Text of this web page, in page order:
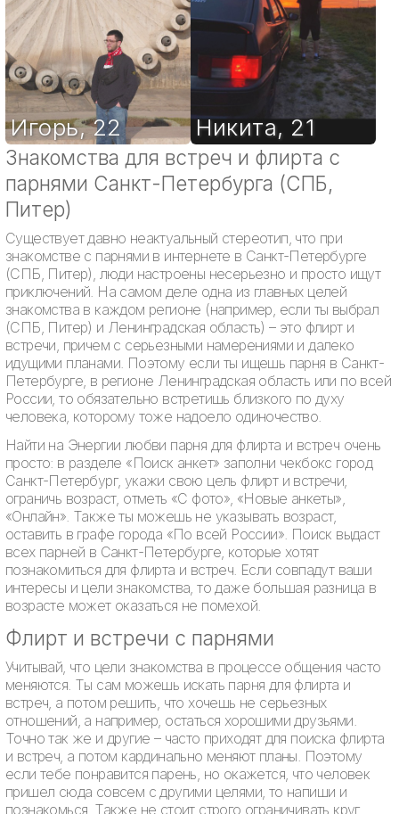
Игорь,22 Никита,21
Знакомства для встреч и флирта с
парнями Санкт-Петербурга (СПБ,
Питер)
Существует давно неактуальный стереотип, что при
знакомстве с парнями в интернете в Санкт-Петербурге
(СПБ, Питер), люди настроены несерьезно и просто ищут
приключений. На самом деле одна из главных целей
знакомства в каждом регионе (например, если ты выбрал
(СПБ, Питер) и Ленинградская область) – это флирт и
встречи, причем с серьезными намерениями и далеко
идущими планами. Поэтому если ты ищешь парня в Санкт-
Петербурге, в регионе Ленинградская область или по всей
России, то обязательно встретишь близкого по духу
человека, которому тоже надоело одиночество.
Найти на Энергии любви парня для флирта и встреч очень
просто: в разделе «Поиск анкет» заполни чекбокс город
Санкт-Петербург, укажи свою цель флирт и встречи,
ограничь возраст, отметь «С фото», «Новые анкеты»,
«Онлайн». Также ты можешь не указывать возраст,
оставить в графе города «По всей России». Поиск выдаст
всех парней в Санкт-Петербурге, которые хотят
познакомиться для флирта и встреч. Если совпадут ваши
интересы и цели знакомства, то даже большая разница в
возрасте может оказаться не помехой.
Флирт и встречи с парнями
Учитывай, что цели знакомства в процессе общения часто
меняются. Ты сам можешь искать парня для флирта и
встреч, а потом решить, что хочешь не серьезных
отношений, а например, остаться хорошими друзьями.
Точно так же и другие – часто приходят для поиска флирта
и встреч, а потом кардинально меняют планы. Поэтому
если тебе понравится парень, но окажется, что человек
пришел сюда совсем с другими целями, то напиши и
познакомься. Также не стоит строго ограничивать круг